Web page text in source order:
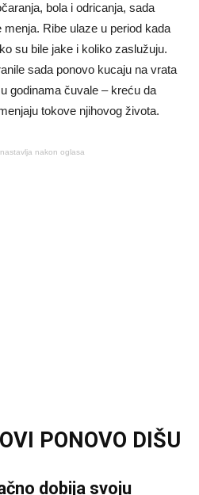
bola i odricanja, sada
Ribe ulaze u period kada
su bile jake i koliko zaslužuju.
sada ponovo kucaju na vrata
godinama čuvale – kreću da
tokove njihovog života.
nakon oglasa
PONOVO DIŠU
dobija svoju